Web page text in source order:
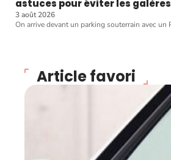
astuces pour éviter les galères
3 août 2026
On arrive devant un parking souterrain avec un
Article favori